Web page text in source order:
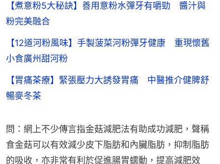
【煮意粉5大秘訣】善用意粉水彈牙有嚼勁 醬汁與
粉完美融合
【12道河粉風味】手製菠菜河粉彈牙健康 重現懷舊
小食廣州甜河粉
【胃痛茶療】緊張壓力大誘發胃痛 中醫推介健脾舒
暢麥冬茶
問：網上不少傳言指金菇減肥法有助成功減肥，聲稱
食金菇可以有效減少皮下脂肪和內臟脂肪，抑制脂肪
的吸收，亦非常有利於促進腸胃蠕動，提高減肥效